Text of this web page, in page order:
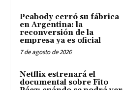
Peabody cerró su fábrica
en Argentina: la
reconversión de la
empresa ya es oficial
7 de agosto de 2026
Netflix estrenará el
documental sobre Fito